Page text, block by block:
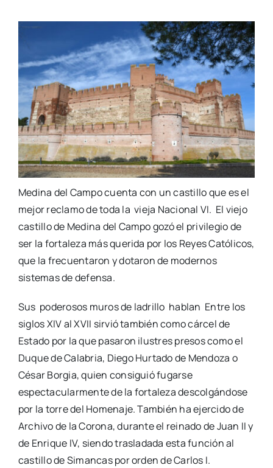
Medina del Campo cuenta con un castillo que es el
mejor reclamo de toda la vieja Nacional VI. El viejo
castillo de Medina del Campo gozó el privilegio de
ser la fortaleza más querida por los Reyes Católicos,
que la frecuentaron y dotaron de modernos
sistemas de defensa.
Sus poderosos muros de ladrillo hablan Entre los
siglos XIV al XVII sirvió también como cárcel de
Estado por la que pasaron ilustres presos como el
Duque de Calabria, Diego Hurtado de Mendoza o
César Borgia, quien consiguió fugarse
espectacularmente de la fortaleza descolgándose
por la torre del Homenaje. También ha ejercido de
Archivo de la Corona, durante el reinado de Juan II y
de Enrique IV, siendo trasladada esta función al
castillo de Simancas por orden de Carlos I.